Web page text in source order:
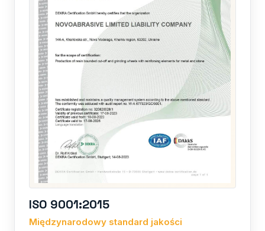
ISO 9001:2015
Międzynarodowy standard jakości